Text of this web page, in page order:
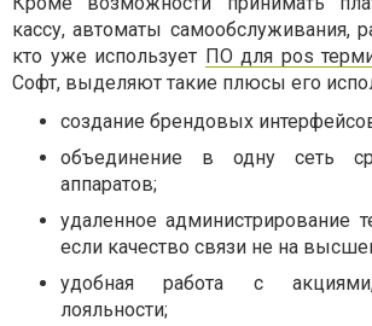
кассу, автоматы самообслуживания,
кто уже использует ПО для pos
Софт, выделяют такие плюсы его
создание брендовых
объединение в одну сеть
аппаратов;
удаленное администрирование
если качество связи не на
удобная работа с
лояльности;